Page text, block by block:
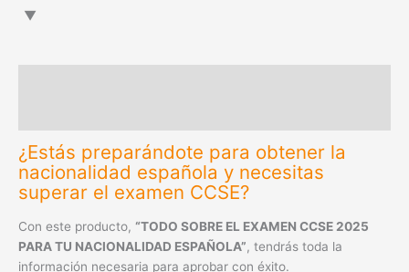
¿Estás preparándote para obtener la
nacionalidad española y necesitas
superar el examen CCSE?
Con este producto, “TODO SOBRE EL EXAMEN CCSE 2025
PARA TU NACIONALIDAD ESPAÑOLA”, tendrás toda la
información necesaria para aprobar con éxito.